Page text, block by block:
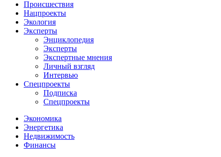
Происшествия
Нацпроекты
Экология
Эксперты
Энциклопедия
Эксперты
Экспертные мнения
Личный взгляд
Интервью
Спецпроекты
Подписка
Спецпроекты
Экономика
Энергетика
Недвижимость
Финансы